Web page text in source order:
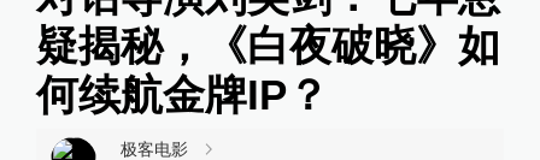
疑揭秘，《白夜破晓》如
何续航金牌IP？
极客电影